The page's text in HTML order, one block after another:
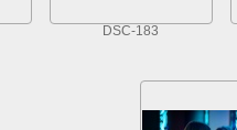
DSC-183